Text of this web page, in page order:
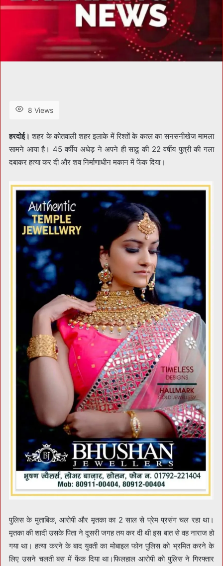
8 Views
हरदोई। शहर के कोतवाली शहर इलाके में रिश्तों के कत्ल का सनसनीखेज मामला
सामने आया है। 45 वर्षीय अधेड़ ने अपने ही साढू की 22 वर्षीय पुत्री की गला
दबाकर हत्या कर दी और शव निर्माणाधीन मकान में फेंक दिया।
पुलिस के मुताबिक, आरोपी और मृतका का 2 साल से प्रेम प्रसंग चल रहा था।
मृतका की शादी उसके पिता ने दूसरी जगह तय कर दी थी इस बात से वह नाराज हो
गया था। हत्या करने के बाद युवती का मोबाइल फोन पुलिस को भ्रमित करने के
लिए उसने चलती बस में फेंक दिया था।फिलहाल आरोपी को पुलिस ने गिरफ्तार